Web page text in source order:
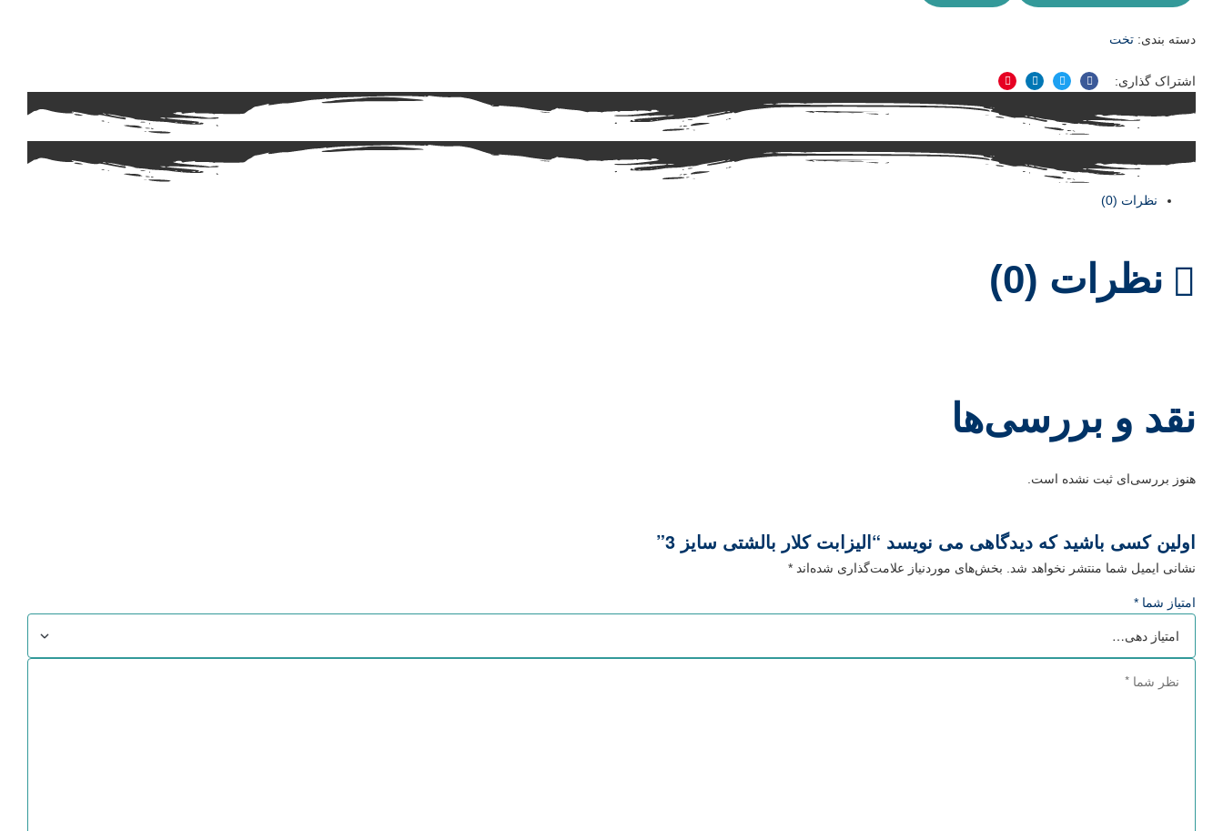
دسته بندی: تخت
اشتراک گذاری:
فیسبوکتوییترلینکدینپینترست
نظرات (0)
نظرات (0)
نقد و بررسی‌ها
هنوز بررسی‌ای ثبت نشده است.
اولین کسی باشید که دیدگاهی می نویسد “الیزابت کلار بالشتی سایز 3”
نشانی ایمیل شما منتشر نخواهد شد. بخش‌های موردنیاز علامت‌گذاری شده‌اند *
امتیاز شما *